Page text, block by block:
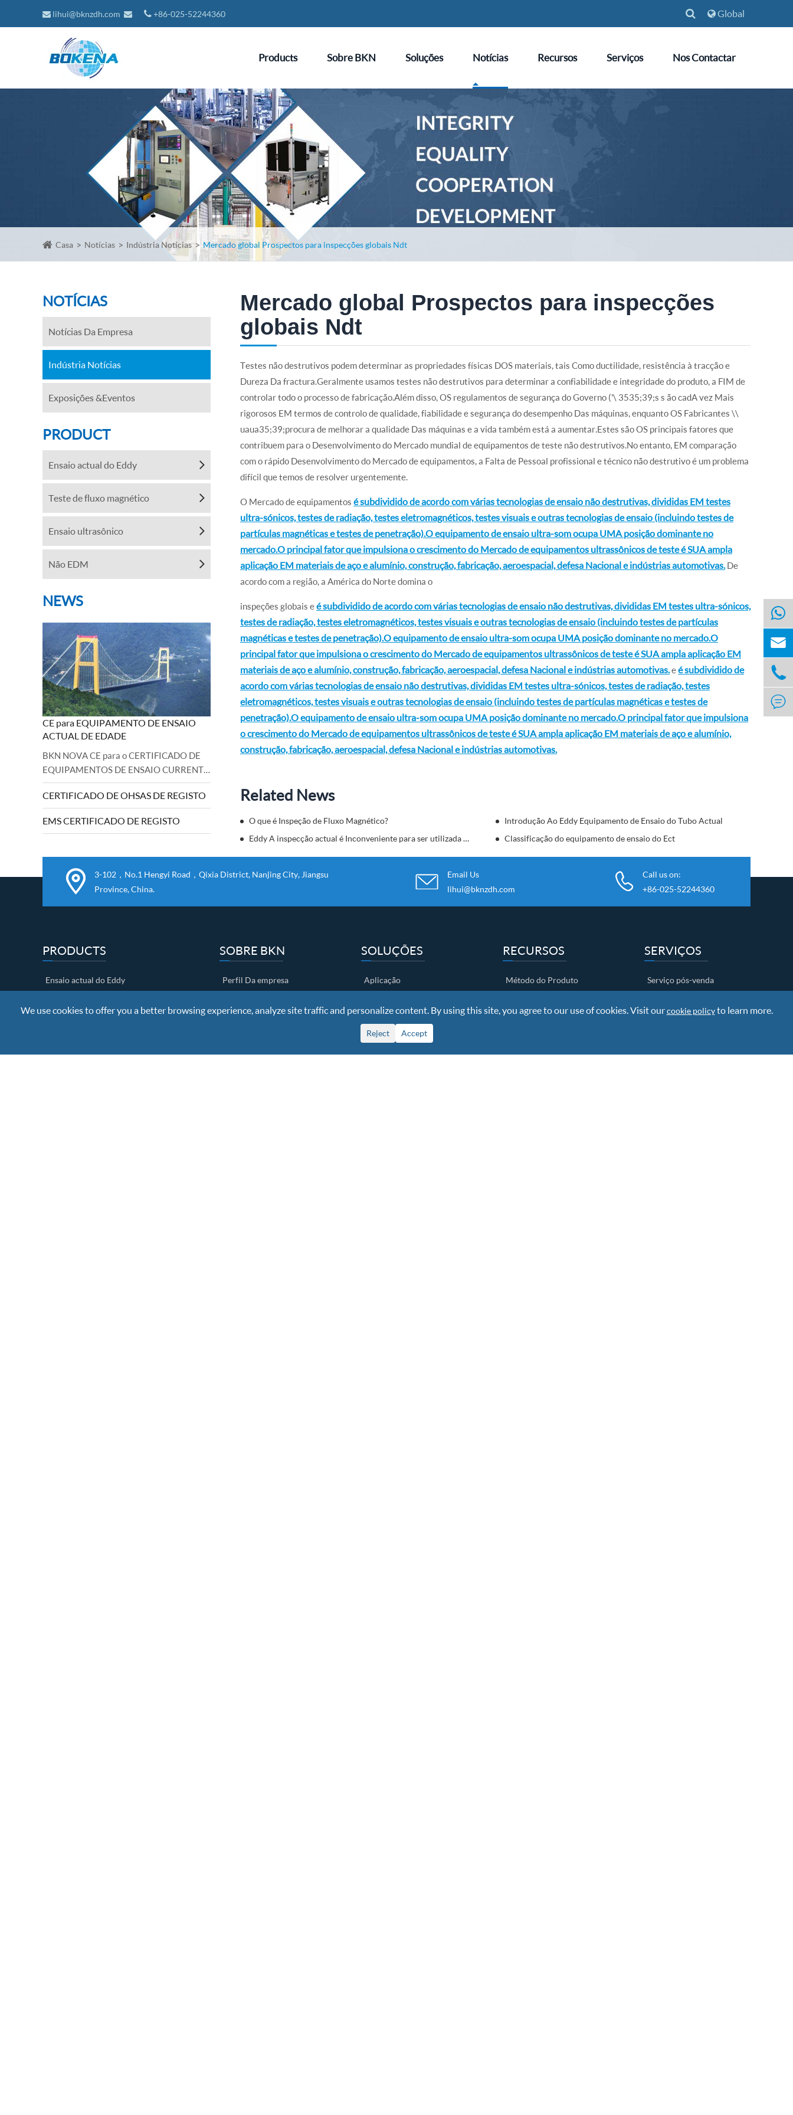
lihui@bknzdh.com +86-025-52244360 Global
Products Sobre BKN Soluções Notícias Recursos Serviços Nos Contactar
Casa Notícias Indústria Notícias Mercado global Prospectos para inspecções globais Ndt
NOTÍCIAS
Notícias Da Empresa
Indústria Notícias
Exposições &Eventos
PRODUCT
Ensaio actual do Eddy
Teste de fluxo magnético
Ensaio ultrasônico
Não EDM
NEWS
CE para EQUIPAMENTO DE ENSAIO
ACTUAL DE EDADE
BKN NOVA CE para o CERTIFICADO DE
EQUIPAMENTOS DE ENSAIO CURRENTE
EDDY CURRENTE DE EQUIPAÇÃO DE
EQUIPAMENTO DA MACHINERY E DA
DIRECTIVA LOW VOLTAGE BKN FOI
observada e concluída com êxito a
às máquinas e 2...
CERTIFICADO DE OHSAS DE REGISTO
EMS CERTIFICADO DE REGISTO
Mercado global Prospectos para inspecções
globais Ndt
Testes não destrutivos podem determinar as propriedades físicas DOS materiais, tais Como ductilidade, resistência à tracção e
Dureza Da fractura.Geralmente usamos testes não destrutivos para determinar a confiabilidade e integridade do produto, a FIM de
controlar todo o processo de fabricação.Além disso, OS regulamentos de segurança do Governo ('\ 3535;39;s s ão cadA vez Mais
rigorosos EM termos de controlo de qualidade, fiabilidade e segurança do desempenho Das máquinas, enquanto OS Fabricantes \\
uaua35;39;procura de melhorar a qualidade Das máquinas e a vida também está a aumentar.Estes são OS principais fatores que
contribuem para o Desenvolvimento do Mercado mundial de equipamentos de teste não destrutivos.No entanto, EM comparação
com o rápido Desenvolvimento do Mercado de equipamentos, a Falta de Pessoal profissional e técnico não destrutivo é um problema
difícil que temos de resolver urgentemente.
O Mercado de equipamentos é subdividido de acordo com várias tecnologias de ensaio não destrutivas, divididas EM testes
ultra-sónicos, testes de radiação, testes eletromagnéticos, testes visuais e outras tecnologias de ensaio (incluindo testes de
partículas magnéticas e testes de penetração).O equipamento de ensaio ultra-som ocupa UMA posição dominante no
mercado.O principal fator que impulsiona o crescimento do Mercado de equipamentos ultrassônicos de teste é SUA ampla
aplicação EM materiais de aço e alumínio, construção, fabricação, aeroespacial, defesa Nacional e indústrias automotivas. De
acordo com a região, a América do Norte domina o
inspeções globais eé subdividido de acordo com várias tecnologias de ensaio não destrutivas, divididas EM testes ultra-sónicos,
testes de radiação, testes eletromagnéticos, testes visuais e outras tecnologias de ensaio (incluindo testes de partículas
magnéticas e testes de penetração).O equipamento de ensaio ultra-som ocupa UMA posição dominante no mercado.O
principal fator que impulsiona o crescimento do Mercado de equipamentos ultrassônicos de teste é SUA ampla aplicação EM
materiais de aço e alumínio, construção, fabricação, aeroespacial, defesa Nacional e indústrias automotivas.eé subdividido de
acordo com várias tecnologias de ensaio não destrutivas, divididas EM testes ultra-sónicos, testes de radiação, testes
eletromagnéticos, testes visuais e outras tecnologias de ensaio (incluindo testes de partículas magnéticas e testes de
penetração).O equipamento de ensaio ultra-som ocupa UMA posição dominante no mercado.O principal fator que impulsiona
o crescimento do Mercado de equipamentos ultrassônicos de teste é SUA ampla aplicação EM materiais de aço e alumínio,
construção, fabricação, aeroespacial, defesa Nacional e indústrias automotivas.
Related News
O que é Inspeção de Fluxo Magnético?
Introdução Ao Eddy Equipamento de Ensaio do Tubo Actual
Eddy A inspecção actual é Inconveniente para ser utilizada EM Componentes complexos
Classificação do equipamento de ensaio do Ect
3-102，No.1 Hengyi Road，Qixia District, Nanjing City, Jiangsu
Province, China.
Email Us
lihui@bknzdh.com
Call us on:
+86-025-52244360
PRODUCTS
Ensaio actual do Eddy
SOBRE BKN
Perfil Da empresa
Show de fábrica
SOLUÇÕES
Aplicação
RECURSOS
Método do Produto
Vídeo
SERVIÇOS
Serviço pós-venda
+Desenvolvimento



We use cookies to offer you a better browsing experience, analyze site traffic and personalize content. By using this site, you agree to our use of cookies. Visit ourcookie policyto learn more.
Reject Accept